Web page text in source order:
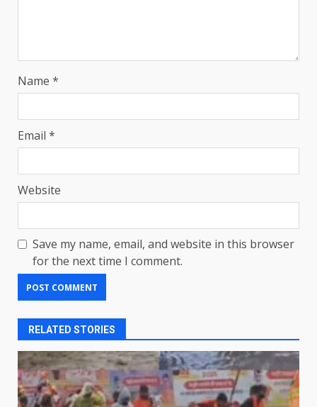
Name *
Email *
Website
Save my name, email, and website in this browser
for the next time I comment.
RELATED STORIES